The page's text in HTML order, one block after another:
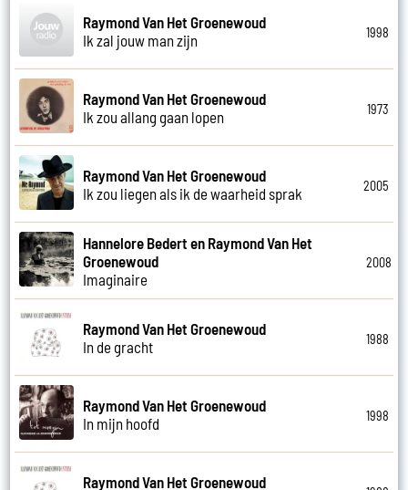
Raymond Van Het Groenewoud
Ik zal jouw man zijn
1998
Raymond Van Het Groenewoud
Ik zou allang gaan lopen
1973
Raymond Van Het Groenewoud
Ik zou liegen als ik de waarheid sprak
2005
Hannelore Bedert en Raymond Van Het
Groenewoud
Imaginaire
2008
Raymond Van Het Groenewoud
In de gracht
1988
Raymond Van Het Groenewoud
In mijn hoofd
1998
Raymond Van Het Groenewoud